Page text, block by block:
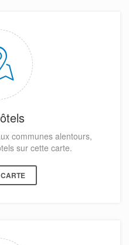
communes alentours,
sur cette carte.